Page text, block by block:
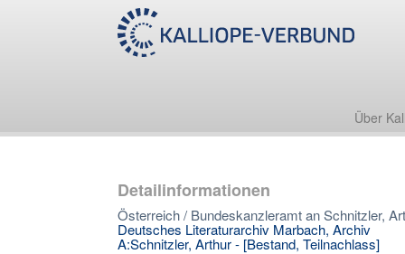
Über
Detailinformationen
Österreich / Bundeskanzleramt an Schnitzler,
Deutsches Literaturarchiv Marbach, Archiv
A:Schnitzler, Arthur - [Bestand, Teilnachlass]